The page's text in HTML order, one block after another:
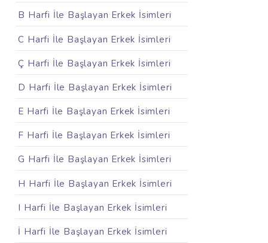
B Harfi İle Başlayan Erkek İsimleri
C Harfi İle Başlayan Erkek İsimleri
Ç Harfi İle Başlayan Erkek İsimleri
D Harfi İle Başlayan Erkek İsimleri
E Harfi İle Başlayan Erkek İsimleri
F Harfi İle Başlayan Erkek İsimleri
G Harfi İle Başlayan Erkek İsimleri
H Harfi İle Başlayan Erkek İsimleri
I Harfi İle Başlayan Erkek İsimleri
İ Harfi İle Başlayan Erkek İsimleri